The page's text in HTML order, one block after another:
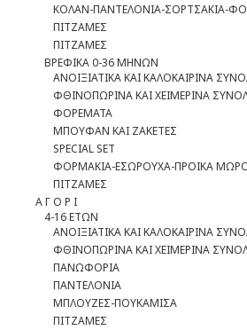
ΚΟΛΑΝ-ΠΑΝΤΕΛΟΝΙΑ-ΣΟΡΤΣΑΚΙΑ-
ΠΙΤΖΑΜΕΣ
ΠΙΤΖΑΜΕΣ
ΒΡΕΦΙΚΑ 0-36 ΜΗΝΩΝ
ΑΝΟΙΞΙΑΤΙΚΑ ΚΑΙ ΚΑΛΟΚΑΙΡΙΝΑ
ΦΘΙΝΟΠΩΡΙΝΑ ΚΑΙ ΧΕΙΜΕΡΙΝΑ
ΦΟΡΕΜΑΤΑ
ΜΠΟΥΦΑΝ ΚΑΙ ΖΑΚΕΤΕΣ
SPECIAL SET
ΦOΡΜΑΚΙΑ-ΕΣΩΡΟΥΧΑ-ΠΡΟΙΚΑ
ΠΙΤΖΑΜΕΣ
Α Γ Ο Ρ Ι
4-16 ΕΤΩΝ
ΑΝΟΙΞΙΑΤΙΚΑ ΚΑΙ ΚΑΛΟΚΑΙΡΙΝΑ
ΦΘΙΝΟΠΩΡΙΝΑ ΚΑΙ ΧΕΙΜΕΡΙΝΑ
ΠΑΝΩΦΟΡΙΑ
ΠΑΝΤΕΛΟΝΙΑ
ΜΠΛΟΥΖΕΣ-ΠΟΥΚΑΜΙΣΑ
ΠΙΤΖΑΜΕΣ